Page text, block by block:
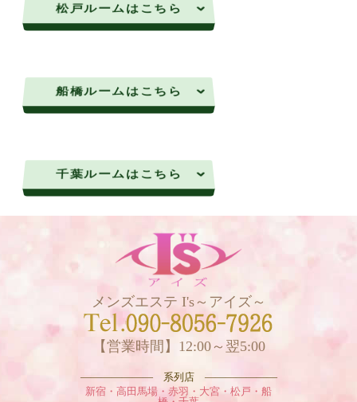
松戸ルームはこちら
船橋ルームはこちら
千葉ルームはこちら
メンズエステ I's～アイズ～
【営業時間】12:00～翌5:00
——————— 系列店 ———————
新宿・高田馬場・赤羽・大宮・松戸・船